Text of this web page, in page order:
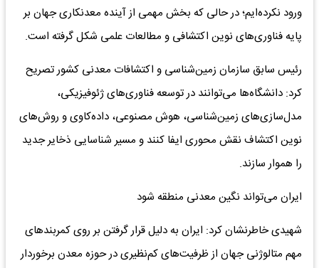
ورود نکرده‌ایم؛ در حالی که بخش مهمی از آینده معدنکاری جهان بر
پایه فناوری‌های نوین اکتشافی و مطالعات علمی شکل گرفته است.
رئیس سابق سازمان زمین‌شناسی و اکتشافات معدنی کشور تصریح
کرد: دانشگاه‌ها می‌توانند در توسعه فناوری‌های ژئوفیزیکی،
مدل‌سازی‌های زمین‌شناسی، هوش مصنوعی، داده‌کاوی و روش‌های
نوین اکتشاف نقش محوری ایفا کنند و مسیر شناسایی ذخایر جدید
را هموار سازند.
ایران می‌تواند نگین معدنی منطقه شود
شهیدی خاطرنشان کرد: ایران به دلیل قرار گرفتن بر روی کمربند‌های
مهم متالوژنی جهان از ظرفیت‌های کم‌نظیری در حوزه معدن برخوردار